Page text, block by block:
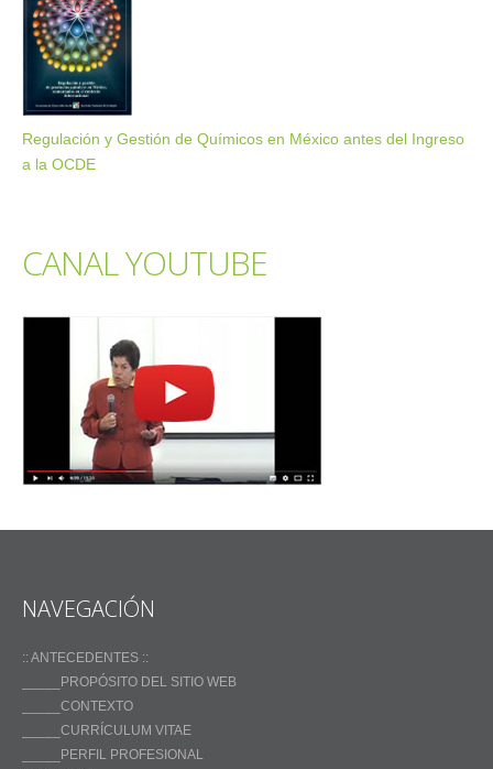
Regulación y Gestión de Químicos en México antes del Ingreso
a la OCDE
CANAL YOUTUBE
NAVEGACIÓN
:: ANTECEDENTES ::
_____PROPÓSITO DEL SITIO WEB
_____CONTEXTO
_____CURRÍCULUM VITAE
_____PERFIL PROFESIONAL